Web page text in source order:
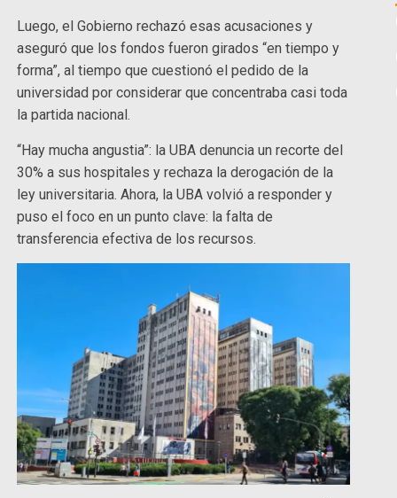
Luego, el Gobierno rechazó esas acusaciones y
aseguró que los fondos fueron girados “en tiempo y
forma”, al tiempo que cuestionó el pedido de la
universidad por considerar que concentraba casi toda
la partida nacional.
“Hay mucha angustia”: la UBA denuncia un recorte del
30% a sus hospitales y rechaza la derogación de la
ley universitaria. Ahora, la UBA volvió a responder y
puso el foco en un punto clave: la falta de
transferencia efectiva de los recursos.